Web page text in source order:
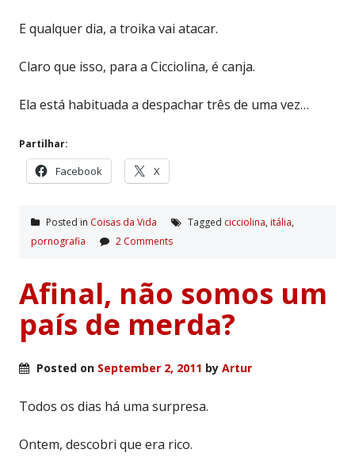
E qualquer dia, a troika vai atacar.
Claro que isso, para a Cicciolina, é canja.
Ela está habituada a despachar três de uma vez…
Partilhar:
Facebook X
Posted in Coisas da Vida Tagged cicciolina, itália,
pornografia
2 Comments
Afinal, não somos um
país de merda?
Posted on September 2, 2011 by Artur
Todos os dias há uma surpresa.
Ontem, descobri que era rico.